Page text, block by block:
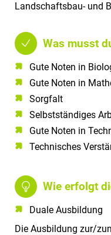
Landschaftsbau- und
Was musst
Gute Noten in
Gute Noten in
Sorgfalt​
Selbstständiges
Gute Noten in
Technisches
Wie erfolgt
Duale Ausbildung
Die Ausbildung zur/